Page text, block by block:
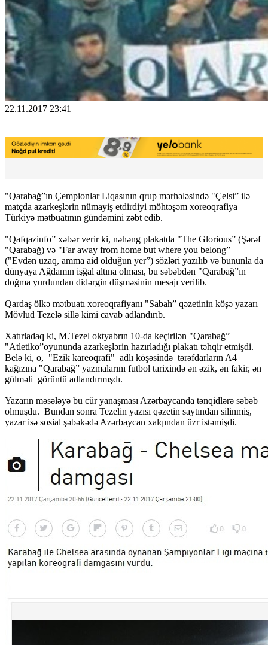
22.11.2017 23:41
"Qarabağ”ın Çempionlar Liqasının qrup mərhələsində "Çelsi” ilə
matçda azarkeşlərin nümayiş etdirdiyi möhtəşəm xoreoqrafiya
Türkiyə mətbuatının gündəmini zəbt edib.
"Qafqazinfo” xəbər verir ki, nəhəng plakatda "The Glorious” (Şərəf
"Qarabağ) və "Far away from home but where you belong”
("Evdən uzaq, amma aid olduğun yer”) sözləri yazılıb və bununla da
dünyaya Ağdamın işğal altına olması, bu səbəbdən "Qarabağ”ın
doğma yurdundan didərgin düşməsinin mesajı verilib.
Qardaş ölkə mətbuatı xoreoqrafiyanı "Sabah” qəzetinin köşə yazarı
Mövlud Tezelə sillə kimi cavab adlandırıb.
Xatırladaq ki, M.Tezel oktyabrın 10-da keçirilən "Qarabağ” –
"Atletiko”oyununda azarkeşlərin hazırladığı plakatı təhqir etmişdi.
Belə ki, o, "Ezik kareoqrafi" adlı köşəsində tərəfdarların A4
kağızına "Qarabağ” yazmalarını futbol tarixində ən əzik, ən fakir, ən
gülməli görüntü adlandırmışdı.
Yazarın məsələyə bu cür yanaşması Azərbaycanda tənqidlərə səbəb
olmuşdu. Bundan sonra Tezelin yazısı qəzetin saytından silinmiş,
yazar isə sosial şəbəkədə Azərbaycan xalqından üzr istəmişdi.